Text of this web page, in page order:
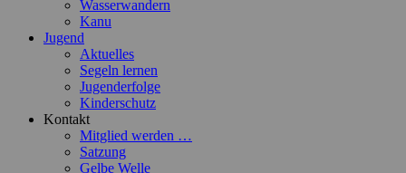
Wasserwandern
Kanu
Jugend
Aktuelles
Segeln lernen
Jugenderfolge
Kinderschutz
Kontakt
Mitglied werden …
Satzung
Gelbe Welle